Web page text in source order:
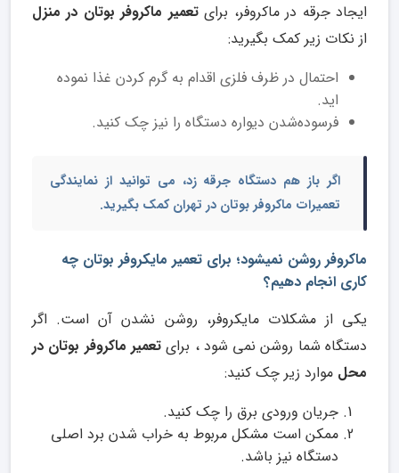
ایجاد جرقه در ماکروفر، برایتعمیر ماکروفر بوتان در منزل
از نکات زیر کمک بگیرید:
احتمال در ظرف فلزی اقدام به گرم کردن غذا نموده
اید.
فرسوده‌شدن دیواره دستگاه را نیز چک کنید.
اگر باز هم دستگاه جرقه زد، می توانید از نمایندگی
تعمیرات ماکروفر بوتان در تهرانکمک بگیرید.
ماکروفر روشن‌ نمیشود؛ برای تعمیر مایکروفر بوتان چه
کاری انجام دهیم؟
یکی از مشکلات مایکروفر، روشن نشدن آن است. اگر
دستگاه شما روشن نمی شود ، برایتعمیر ماکروفر بوتان در
محل موارد زیر چک کنید:
جریان ورودی برق را چک کنید.
ممکن است مشکل مربوط به خراب شدن برد اصلی
دستگاه نیز باشد.